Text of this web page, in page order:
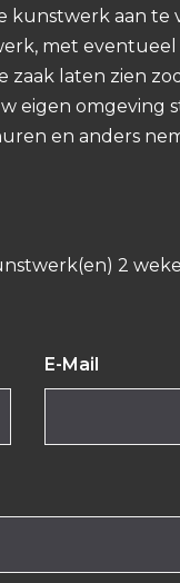
kunstwerk aan te
met
zaak laten zien
eigen omgeving
en anders
2
E-Mail